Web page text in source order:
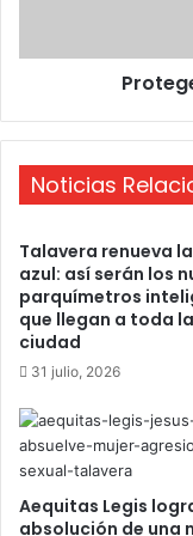
r
l
v
o
b
A
l
k
i
m
i
a
u
e
s
o
l
ú
c
e
a
Noticias
Talavera renueva
azul: así serán los
parquímetros
que llegan a toda la
ciudad
31 julio, 2026
Aequitas Legis
absolución de una